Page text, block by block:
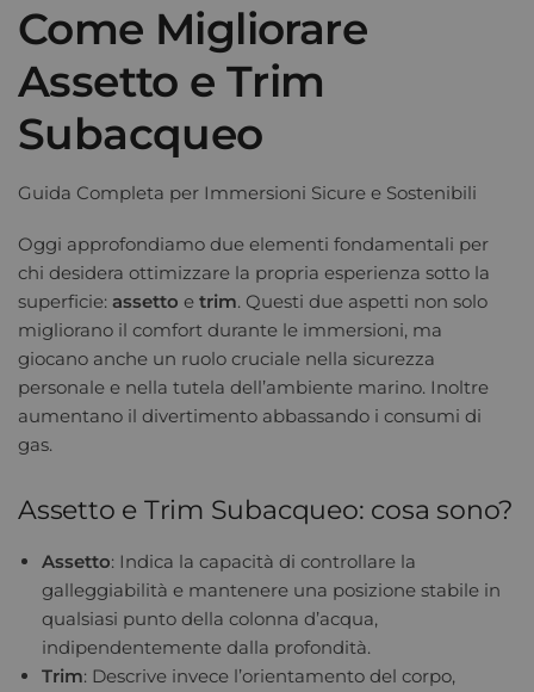
Come Migliorare
Assetto e Trim
Subacqueo
Guida Completa per Immersioni Sicure e Sostenibili
Oggi approfondiamo due elementi fondamentali per
chi desidera ottimizzare la propria esperienza sotto la
superficie: assetto e trim. Questi due aspetti non solo
migliorano il comfort durante le immersioni, ma
giocano anche un ruolo cruciale nella sicurezza
personale e nella tutela dell’ambiente marino. Inoltre
aumentano il divertimento abbassando i consumi di
gas.
Assetto e Trim Subacqueo: cosa sono?
Assetto: Indica la capacità di controllare la
galleggiabilità e mantenere una posizione stabile in
qualsiasi punto della colonna d’acqua,
indipendentemente dalla profondità.
Trim: Descrive invece l’orientamento del corpo,